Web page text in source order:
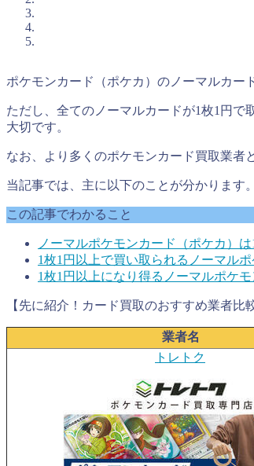
ポケモンカード（ポケカ）のノーマルカー
ただし、全てのノーマルカードが1枚1円
大切です。
なお、より多くのポケモンカード買取業者
当記事では、主に以下のことが分かります。
この記事でわかること
ノーマルポケモンカード（ポケカ）
1枚1円以上で買い取られるノーマル
1枚1円以上になり得るノーマルポケ
【先に紹介！カード買取のおすすめ業者比
業者名
トレトク